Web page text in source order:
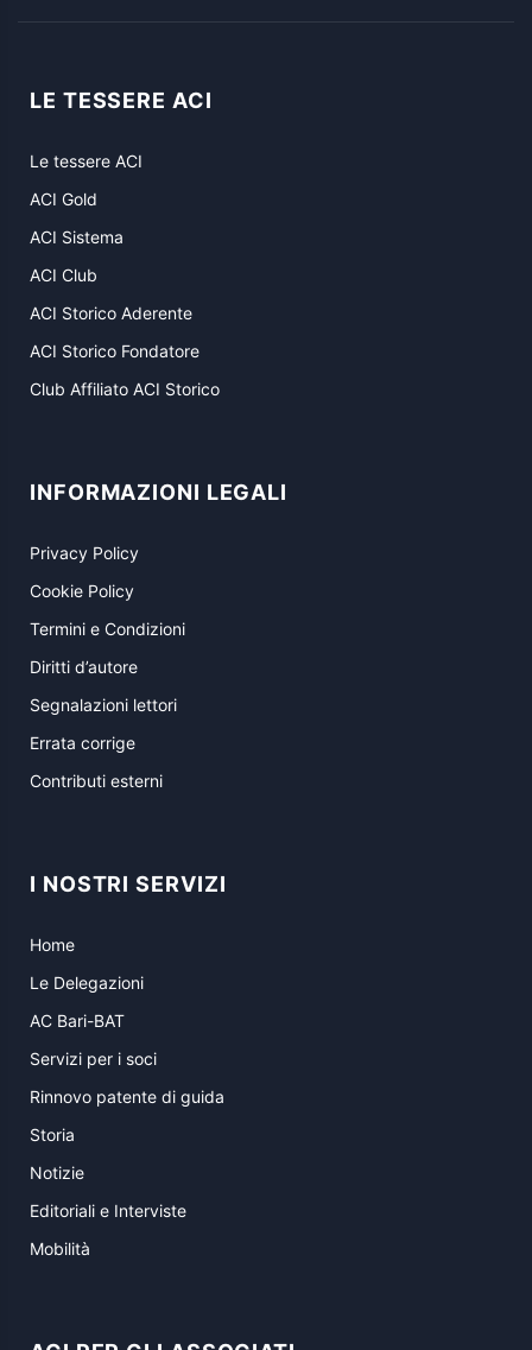
LE TESSERE ACI
Le tessere ACI
ACI Gold
ACI Sistema
ACI Club
ACI Storico Aderente
ACI Storico Fondatore
Club Affiliato ACI Storico
INFORMAZIONI LEGALI
Privacy Policy
Cookie Policy
Termini e Condizioni
Diritti d’autore
Segnalazioni lettori
Errata corrige
Contributi esterni
I NOSTRI SERVIZI
Home
Le Delegazioni
AC Bari-BAT
Servizi per i soci
Rinnovo patente di guida
Storia
Notizie
Editoriali e Interviste
Mobilità